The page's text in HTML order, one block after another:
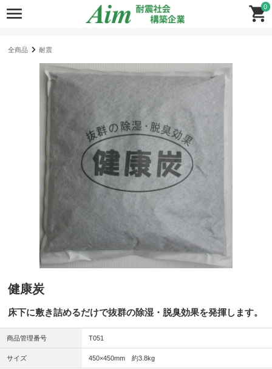
0
全商品 耐震
健康炭
床下に敷き詰めるだけで抜群の除湿・脱臭効果を発揮します。
商品管理番号 T051
サイズ 450×450mm 約3.8kg